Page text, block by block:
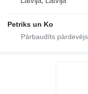
Petriks un Ko